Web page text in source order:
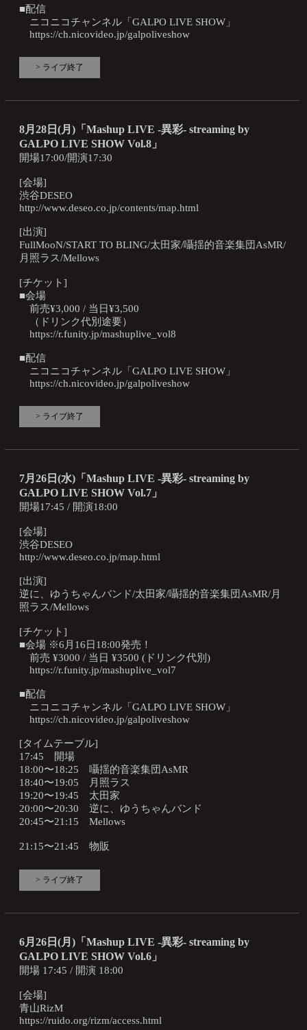
■配信
ニコニコチャンネル「GALPO LIVE SHOW」
https://ch.nicovideo.jp/galpoliveshow
> ライブ終了
8月28日(月)「Mashup LIVE -異彩- streaming by
GALPO LIVE SHOW Vol.8」
開場17:00/開演17:30
[会場]
渋谷DESEO
http://www.deseo.co.jp/contents/map.html
[出演]
FullMooN/START TO BLING/太田家/囁揺的音楽集団AsMR/
月照ラス/Mellows
[チケット]
■会場
前売¥3,000 / 当日¥3,500
（ドリンク代別途要）
https://r.funity.jp/mashuplive_vol8
■配信
ニコニコチャンネル「GALPO LIVE SHOW」
https://ch.nicovideo.jp/galpoliveshow
> ライブ終了
7月26日(水)「Mashup LIVE -異彩- streaming by
GALPO LIVE SHOW Vol.7」
開場17:45 / 開演18:00
[会場]
渋谷DESEO
http://www.deseo.co.jp/map.html
[出演]
逆に、ゆうちゃんバンド/太田家/囁揺的音楽集団AsMR/月
照ラス/Mellows
[チケット]
■会場 ※6月16日18:00発売！
前売 ¥3000 / 当日 ¥3500 (ドリンク代別)
https://r.funity.jp/mashuplive_vol7
■配信
ニコニコチャンネル「GALPO LIVE SHOW」
https://ch.nicovideo.jp/galpoliveshow
[タイムテーブル]
17:45 開場
18:00〜18:25 囁揺的音楽集団AsMR
18:40〜19:05 月照ラス
19:20〜19:45 太田家
20:00〜20:30 逆に、ゆうちゃんバンド
20:45〜21:15 Mellows
21:15〜21:45 物販
> ライブ終了
6月26日(月)「Mashup LIVE -異彩- streaming by
GALPO LIVE SHOW Vol.6」
開場 17:45 / 開演 18:00
[会場]
青山RizM
https://ruido.org/rizm/access.html